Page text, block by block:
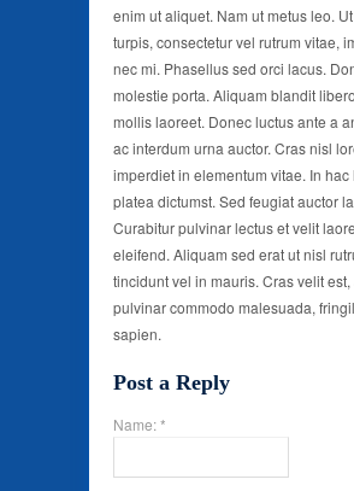
enim ut aliquet. Nam ut metus leo.
turpis, consectetur vel rutrum vitae,
nec mi. Phasellus sed orci lacus.
molestie porta. Aliquam blandit
mollis laoreet. Donec luctus ante a
ac interdum urna auctor. Cras nisl
imperdiet in elementum vitae. In hac
platea dictumst. Sed feugiat auctor
Curabitur pulvinar lectus et velit
eleifend. Aliquam sed erat ut nisl
tincidunt vel in mauris. Cras velit
pulvinar commodo malesuada,
sapien.
Post a Reply
Name: *